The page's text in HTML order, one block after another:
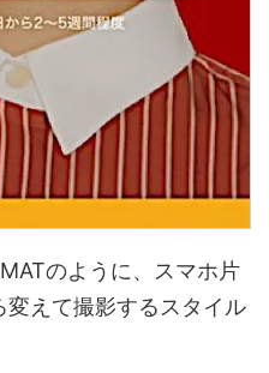
のように、スマホ片
えて撮影するスタイル